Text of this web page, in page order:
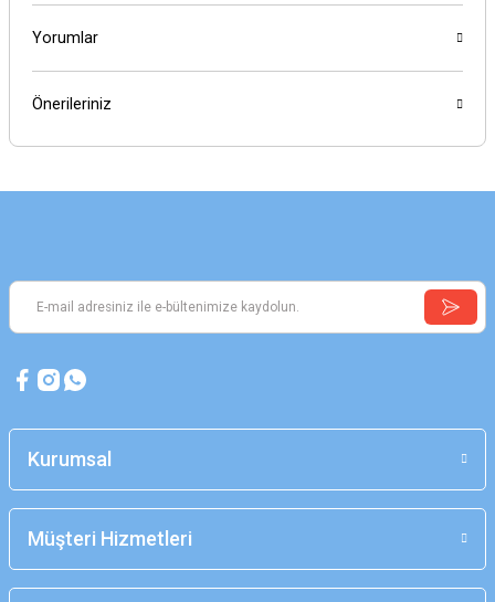
Yorumlar
Önerileriniz
Kurumsal
Müşteri Hizmetleri